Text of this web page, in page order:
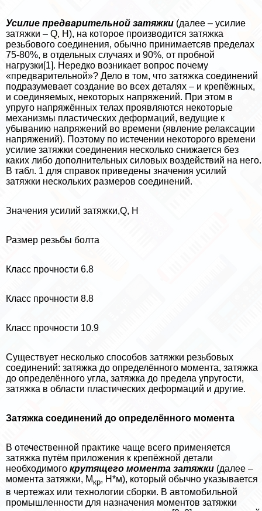
Усилие предварительной затяжки (далее – усилие
затяжки – Q, Н), на которое производится затяжка
резьбового соединения, обычно принимаетсяв пределах
75-80%, в отдельных случаях и 90%, от пробной
нагрузки[1]. Нередко возникает вопрос почему
«предварительной»? Дело в том, что затяжка соединений
подразумевает создание во всех деталях – и крепёжных,
и соединяемых, некоторых напряжений. При этом в
упруго напряжённых телах проявляются некоторые
механизмы пластических деформаций, ведущие к
убыванию напряжений во времени (явление релаксации
напряжений). Поэтому по истечении некоторого времени
усилие затяжки соединения несколько снижается без
каких либо дополнительных силовых воздействий на него.
В табл. 1 для справок приведены значения усилий
затяжки нескольких размеров соединений.
Значения усилий затяжки,Q, Н
Размер резьбы болта
Класс прочности 6.8
Класс прочности 8.8
Класс прочности 10.9
Существует несколько способов затяжки резьбовых
соединений: затяжка до определённого момента, затяжка
до определённого угла, затяжка до предела упругости,
затяжка в области пластических деформаций и другие.
Затяжка соединений до определённого момента
В отечественной пpaктике чаще всего применяется
затяжка путём приложения к крепёжной детали
необходимого крутящего момента затяжки (далее –
момента затяжки, Мкр, Н*м), который обычно указывается
в чертежах или технологии сборки. В автомобильной
промышленности для назначения моментов затяжки